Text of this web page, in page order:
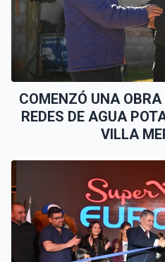
COMENZÓ UNA
REDES DE AGUA
VILLA